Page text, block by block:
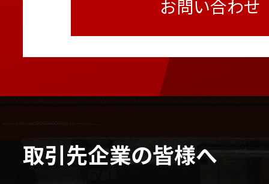
お問い合わせ
取引先企業の皆様へ